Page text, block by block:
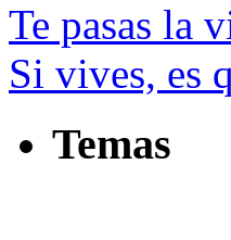
Te pasas la
Si vives, es
Temas